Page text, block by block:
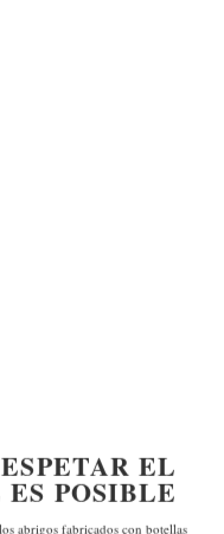
EL
POSIBLE
abrigos fabricados con botellas